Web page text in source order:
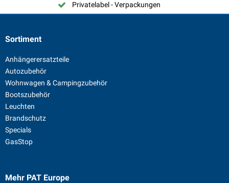
Privatelabel - Verpackungen
Sortiment
Anhängerersatzteile
Autozubehör
Wohnwagen & Campingzubehör
Bootszubehör
Leuchten
Brandschutz
Specials
GasStop
Mehr PAT Europe